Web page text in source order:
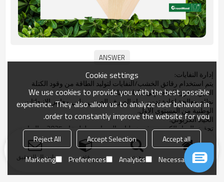
إدارة النفايات:
يتم استخدام رقائق الخشب/النفايات لتوليد الطاقة من وقود الكتلة
الحيوية، دون الحاجة إلى مكبات نفايات.
نظام معالجة إعادة تدوير مياه الصرف الصحي، يلبي معايير الانبعاثات
الوطنية من المستوى الأول.
الحياد الكربوني:
تحقيق الحياد الكربوني في عمليات المصانع بحلول عام 2025، والتعاون
مع مؤسسات خارجية لحساب البصمة الكربونية.
منزل بحث فئة ارسال التحقيق
Cookie settings
We use cookies to provide you with the best possible
experience. They also allow us to analyze user behavior in
order to constantly improve the website for you.
Accept all
Accept Selection
Reject All
Necessary
Analytics
Preferences
Marketing